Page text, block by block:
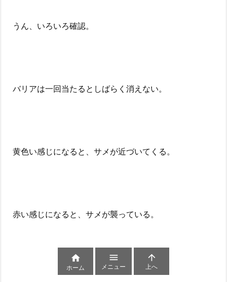
うん、いろいろ確認。
バリアは一回当たるとしばらく消えない。
黄色い感じになると、サメが近づいてくる。
赤い感じになると、サメが襲っている。

ホーム

メニュー

上へ